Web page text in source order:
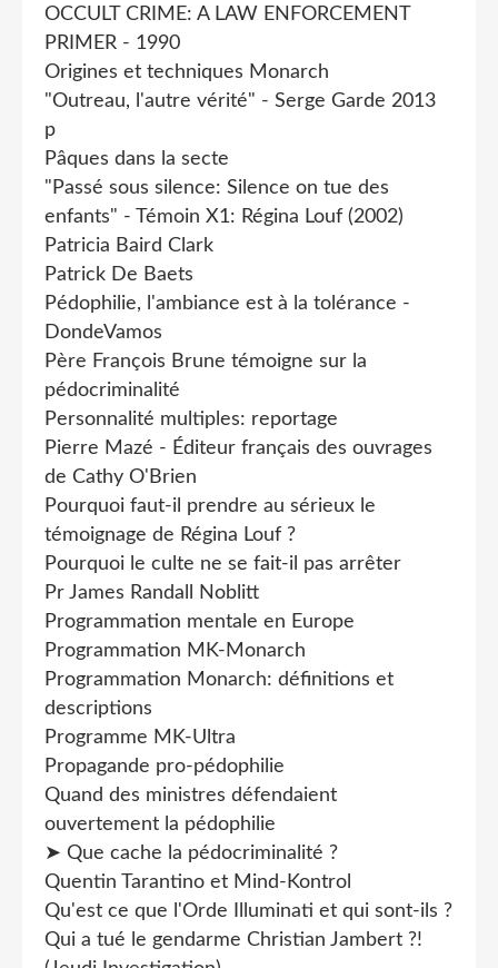
OCCULT CRIME: A LAW ENFORCEMENT
PRIMER - 1990
Origines et techniques Monarch
"Outreau, l'autre vérité" - Serge Garde 2013
p
Pâques dans la secte
"Passé sous silence: Silence on tue des
enfants" - Témoin X1: Régina Louf (2002)
Patricia Baird Clark
Patrick De Baets
Pédophilie, l'ambiance est à la tolérance -
DondeVamos
Père François Brune témoigne sur la
pédocriminalité
Personnalité multiples: reportage
Pierre Mazé - Éditeur français des ouvrages
de Cathy O'Brien
Pourquoi faut-il prendre au sérieux le
témoignage de Régina Louf ?
Pourquoi le culte ne se fait-il pas arrêter
Pr James Randall Noblitt
Programmation mentale en Europe
Programmation MK-Monarch
Programmation Monarch: définitions et
descriptions
Programme MK-Ultra
Propagande pro-pédophilie
Quand des ministres défendaient
ouvertement la pédophilie
➤ Que cache la pédocriminalité ?
Quentin Tarantino et Mind-Kontrol
Qu'est ce que l'Orde Illuminati et qui sont-ils ?
Qui a tué le gendarme Christian Jambert ?!